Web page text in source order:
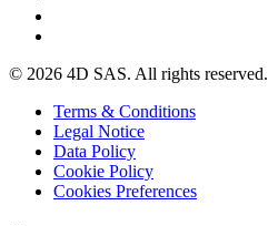
© 2026 4D SAS. All rights reserved.
Terms & Conditions
Legal Notice
Data Policy
Cookie Policy
Cookies Preferences